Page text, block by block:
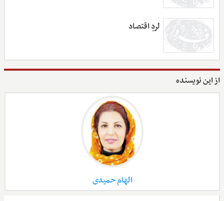
لردِ اقتصاد
از این نویسنده
الهام حمیدی